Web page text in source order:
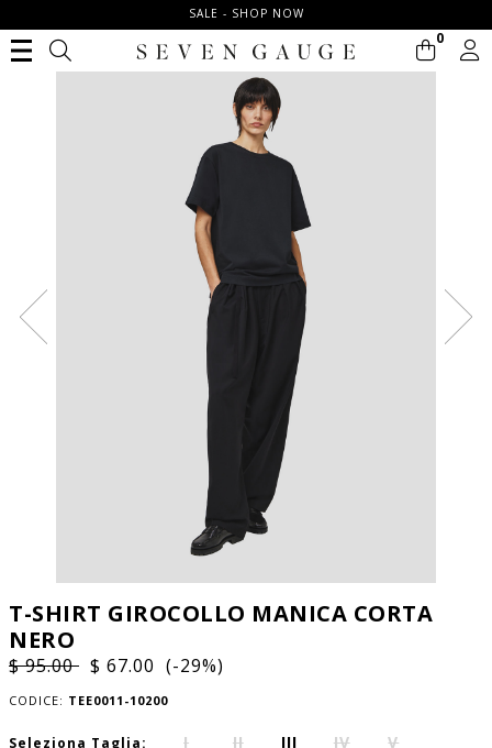
SALE - SHOP NOW
0
T-SHIRT GIROCOLLO MANICA CORTA
NERO
$ 95.00 $ 67.00 (-29%)
CODICE: TEE0011-10200
Seleziona Taglia: I II III IV V